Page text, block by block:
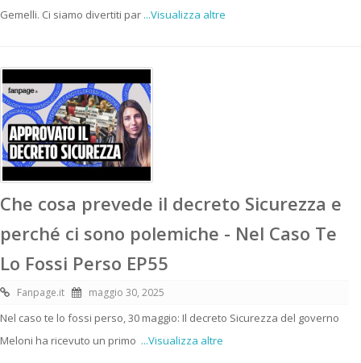
Gemelli. Ci siamo divertiti par ...Visualizza altre
Che cosa prevede il decreto Sicurezza e
perché ci sono polemiche - Nel Caso Te
Lo Fossi Perso EP55
Fanpage.it maggio 30, 2025
Nel caso te lo fossi perso, 30 maggio: Il decreto Sicurezza del governo
Meloni ha ricevuto un primo ...Visualizza altre